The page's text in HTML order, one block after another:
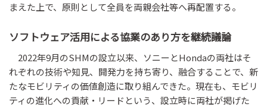
まえた上で、原則として全員を両親会社等へ再配置する。
ソフトウェア活用による協業のあり方を継続議論
2022年9月のSHMの設立以来、ソニーとHondaの両社はそ
れぞれの技術や知見、開発力を持ち寄り、融合することで、新
たなモビリティの価値創造に取り組んできた。現在も、モビリ
ティの進化への貢献・リードという、設立時に両社が掲げた